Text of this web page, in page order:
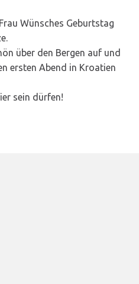
Wünsches Geburtstag
über den Bergen auf und
ersten Abend in Kroatien
sein dürfen!